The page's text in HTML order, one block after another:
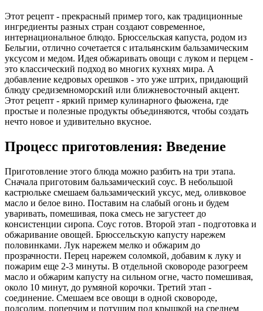
Этот рецепт - прекрасный пример того, как традиционные
ингредиенты разных стран создают современное,
интернациональное блюдо. Брюссельская капуста, родом из
Бельгии, отлично сочетается с итальянским бальзамическим
уксусом и медом. Идея обжаривать овощи с луком и перцем -
это классический подход во многих кухнях мира. А
добавление кедровых орешков - это уже штрих, придающий
блюду средиземноморский или ближневосточный акцент.
Этот рецепт - яркий пример кулинарного фьюжена, где
простые и полезные продукты объединяются, чтобы создать
нечто новое и удивительно вкусное.
Процесс приготовления: Введение
Приготовление этого блюда можно разбить на три этапа.
Сначала приготовим бальзамический соус. В небольшой
кастрюльке смешаем бальзамический уксус, мед, оливковое
масло и белое вино. Поставим на слабый огонь и будем
уваривать, помешивая, пока смесь не загустеет до
консистенции сиропа. Соус готов. Второй этап - подготовка и
обжаривание овощей. Брюссельскую капусту нарежем
половинками. Лук нарежем мелко и обжарим до
прозрачности. Перец нарежем соломкой, добавим к луку и
пожарим еще 2-3 минуты. В отдельной сковороде разогреем
масло и обжарим капусту на сильном огне, часто помешивая,
около 10 минут, до румяной корочки. Третий этап -
соединение. Смешаем все овощи в одной сковороде,
подсолим, поперчим и потушим под крышкой на среднем